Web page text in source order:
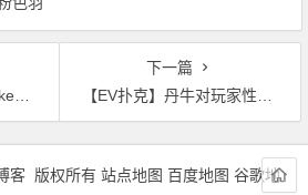
首日
太高
下一篇
【EV扑克】丹牛对玩家性格排名：Phil Hellmuth最有趣，Martin Kabrhel最讨厌
客 版权所有 站点地图 百度地图 谷歌地